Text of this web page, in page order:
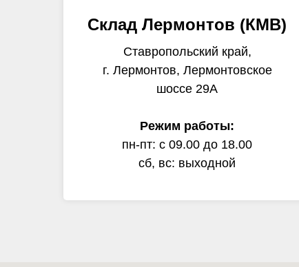
Склад Лермонтов (КМВ)
Ставропольский край,
г. Лермонтов, Лермонтовское
шоссе 29А
Режим работы:
пн-пт: с 09.00 до 18.00
сб, вс: выходной